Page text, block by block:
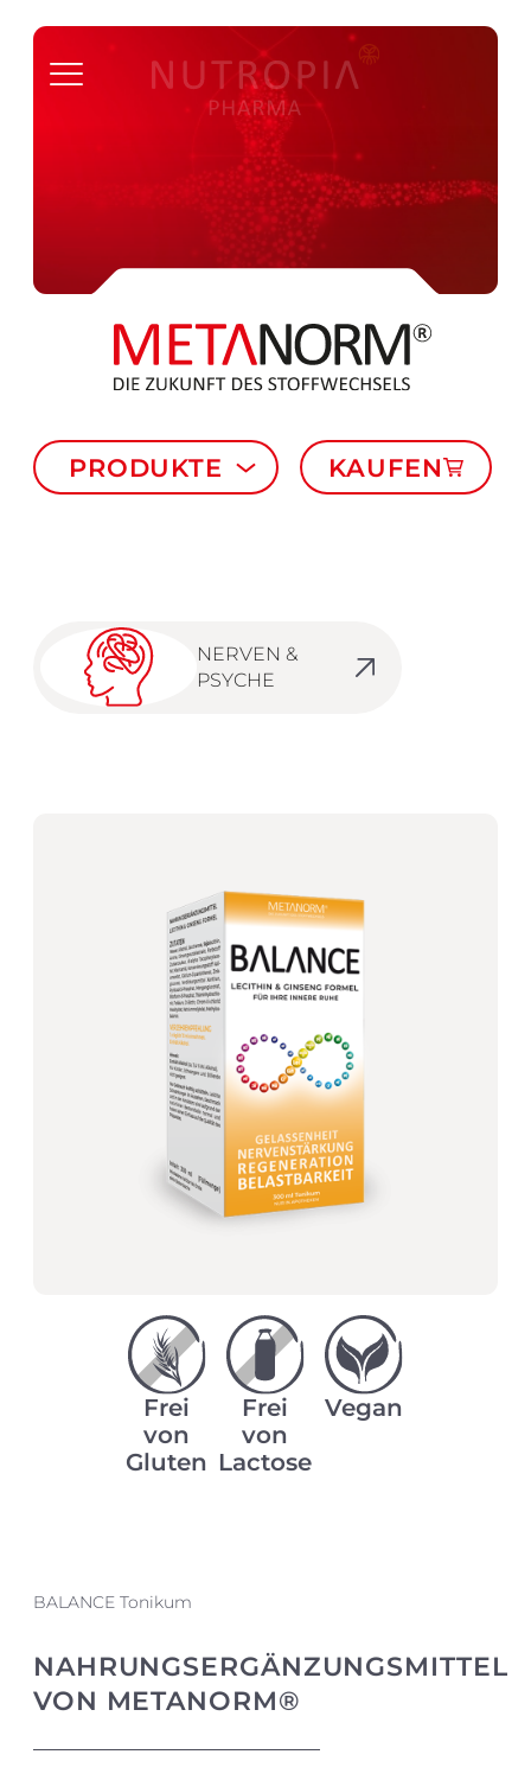
PRODUKTE KAUFEN
NERVEN &
PSYCHE
BALANCE Tonikum
NAHRUNGSERGÄNZUNGSMITTEL
VON METANORM®
Frei
von
Gluten
Frei
von
Lactose
Vegan